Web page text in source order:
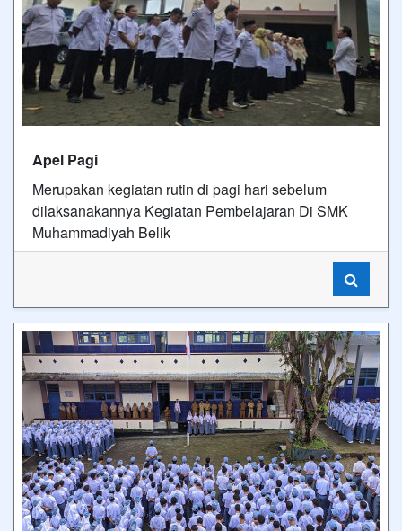
Apel Pagi
Merupakan kegiatan rutin di pagi hari sebelum
dilaksanakannya Kegiatan Pembelajaran Di SMK
Muhammadiyah Belik